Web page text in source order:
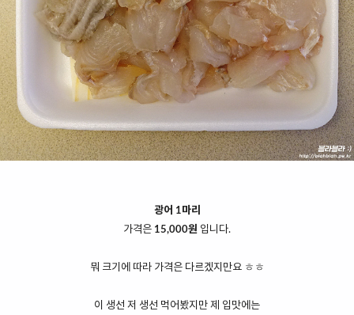
광어 1마리
가격은 15,000원 입니다.
뭐 크기에 따라 가격은 다르겠지만요 ㅎㅎ
이 생선 저 생선 먹어봤지만 제 입맛에는